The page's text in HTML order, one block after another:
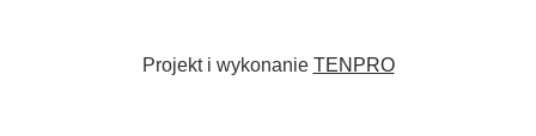
Projekt i wykonanie TENPRO